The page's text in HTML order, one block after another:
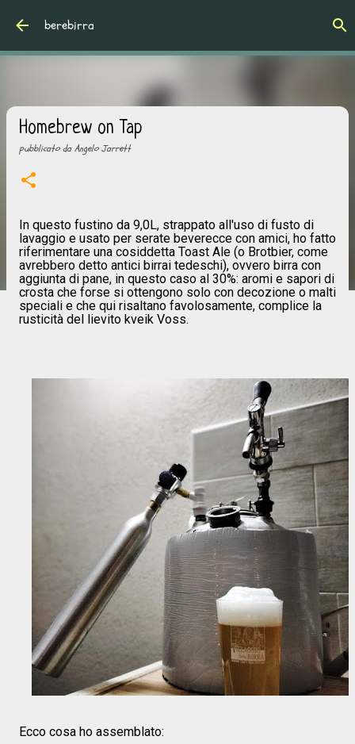
berebirra
Homebrew on Tap
pubblicato daAngelo Jarrett
In questo fustino da 9,0L, strappato all'uso di fusto di
lavaggio e usato per serate beverecce con amici, ho fatto
riferimentare una cosiddetta Toast Ale (o Brotbier, come
avrebbero detto antici birrai tedeschi), ovvero birra con
aggiunta di pane, in questo caso al 30%: aromi e sapori di
crosta che forse si ottengono solo con decozione o malti
speciali e che qui risaltano favolosamente, complice la
rusticità del lievito kveik Voss.
Ecco cosa ho assemblato: